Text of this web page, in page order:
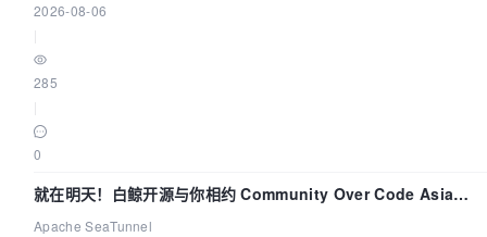
2026-08-06
285
0
就在明天！白鲸开源与你相约 Community Over Code Asia
2026 主题演讲！
Apache SeaTunnel